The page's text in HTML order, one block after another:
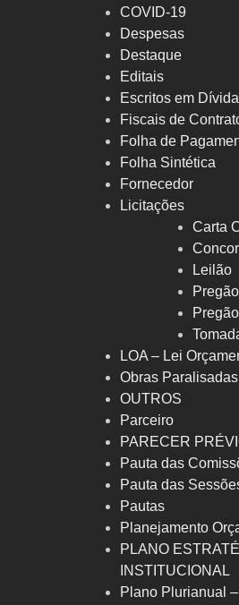
COVID-19
Despesas
Destaque
Editais
Escritos em
Fiscais de
Folha de
Folha Sintética
Fornecedor
Licitações
Carta
Leilão
LOA – Lei
Obras Paralisadas
OUTROS
Parceiro
PARECER
Pauta das
Pauta das
Pautas
Planejamento
PLANO
INSTITUCIONAL
Plano Plurianual